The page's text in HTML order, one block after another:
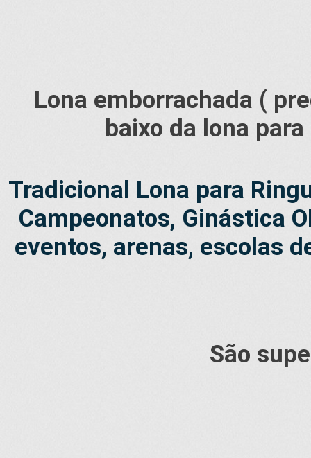
Lona emborrachada (
baixo da lona
Tradicional Lona para
Campeonatos, Ginástica
eventos, arenas, escolas
São